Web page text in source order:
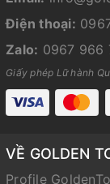
Điện thoại:
Zalo: 0967 966
Giấy phép Lữ hành
VỀ GOLDEN
Profile